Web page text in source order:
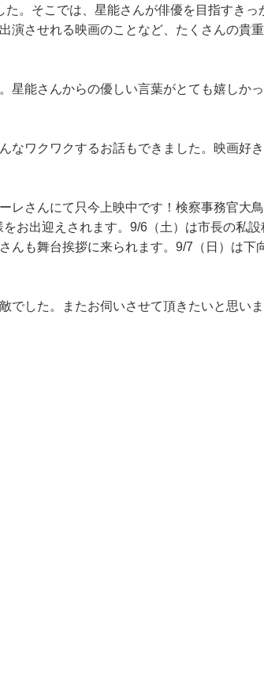
。そこでは、星能さんが俳優を目指すきっ
演させれる映画のことなど、たくさんの貴
星能さんからの優しい言葉がとても嬉しか
なワクワクするお話もできました。映画好
レさんにて只今上映中です！検察事務官大
お出迎えされます。9/6（土）は市長の私設
んも舞台挨拶に来られます。9/7（日）は下
でした。またお伺いさせて頂きたいと思い